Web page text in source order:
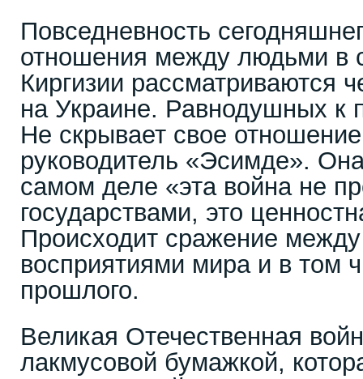
Повседневность
отношения между людьми в
Киргизии рассматриваются
на Украине. Равнодушных к
Не скрывает свое
руководитель «Эсимде».
самом деле «эта война не
государствами, это
Происходит сражение
восприятиями мира и в том
прошлого.
Великая Отечественная
лакмусовой бумажкой,